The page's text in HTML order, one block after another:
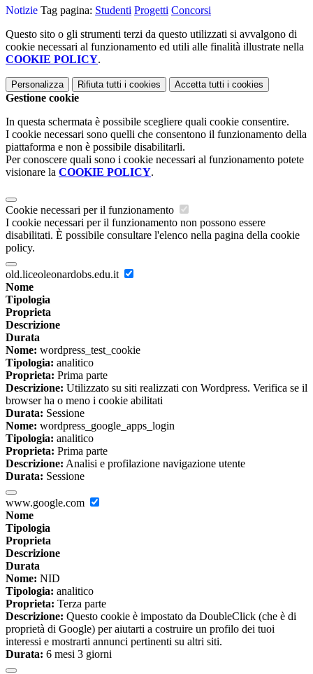
Notizie Tag pagina: Studenti Progetti Concorsi
Questo sito o gli strumenti terzi da questo utilizzati si avvalgono di
cookie necessari al funzionamento ed utili alle finalità illustrate nella
COOKIE POLICY.
Personalizza Rifiuta tutti i cookies Accetta tutti i cookies
Gestione cookie
In questa schermata è possibile scegliere quali cookie consentire.
I cookie necessari sono quelli che consentono il funzionamento della
piattaforma e non è possibile disabilitarli.
Per conoscere quali sono i cookie necessari al funzionamento potete
visionare la COOKIE POLICY.
Cookie necessari per il funzionamento
I cookie necessari per il funzionamento non possono essere
disabilitati. È possibile consultare l'elenco nella pagina della cookie
policy.
old.liceoleonardobs.edu.it
Nome
Tipologia
Proprieta
Descrizione
Durata
Nome: wordpress_test_cookie
Tipologia: analitico
Proprieta: Prima parte
Descrizione: Utilizzato su siti realizzati con Wordpress. Verifica se il
browser ha o meno i cookie abilitati
Durata: Sessione
Nome: wordpress_google_apps_login
Tipologia: analitico
Proprieta: Prima parte
Descrizione: Analisi e profilazione navigazione utente
Durata: Sessione
www.google.com
Nome
Tipologia
Proprieta
Descrizione
Durata
Nome: NID
Tipologia: analitico
Proprieta: Terza parte
Descrizione: Questo cookie è impostato da DoubleClick (che è di
proprietà di Google) per aiutarti a costruire un profilo dei tuoi
interessi e mostrarti annunci pertinenti su altri siti.
Durata: 6 mesi 3 giorni